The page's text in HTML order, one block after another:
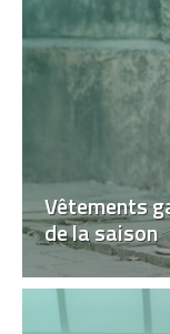
Vêtements
de la saison